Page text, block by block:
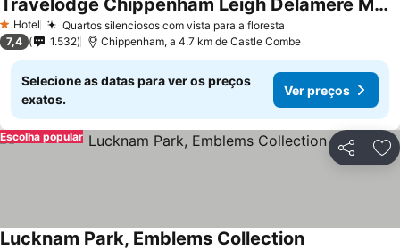
1 Estrelas
Hotel Quartos silenciosos com vista para a floresta
Travelodge Chippenham Leigh Delamere M4 Eastbound
7,4 1.532 Chippenham, a 4.7 km de Castle Combe
Selecione as datas para ver os preços
exatos.
Ver preços
Partilhar
Escolha popular
Lucknam Park, Emblems Collection